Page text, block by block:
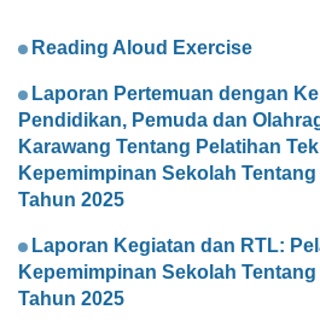
Reading Aloud Exercise
Laporan Pertemuan dengan
Pendidikan, Pemuda dan
Karawang Tentang Pelatihan
Kepemimpinan Sekolah
Tahun 2025
Laporan Kegiatan dan RTL:
Kepemimpinan Sekolah
Tahun 2025